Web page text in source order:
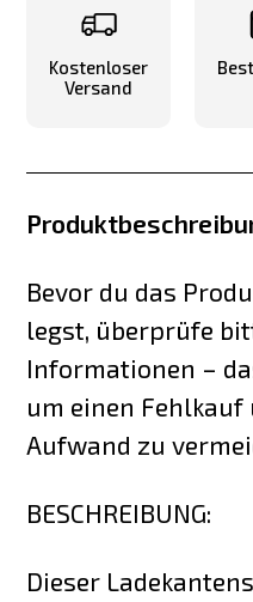
Kostenloser
Versand
Bevor du das
legst, überprüfe
Informationen –
um einen
Aufwand zu
BESCHREIBUNG:
Dieser